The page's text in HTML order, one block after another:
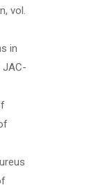
vol.
in
JAC-